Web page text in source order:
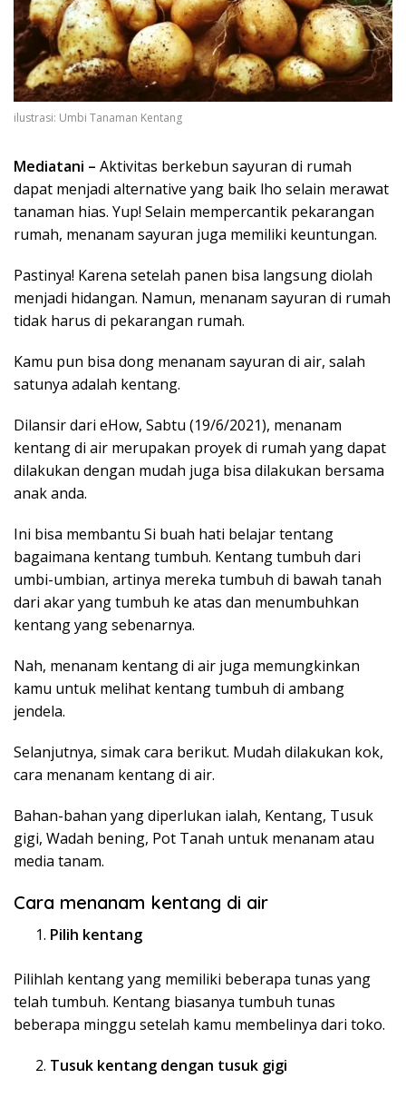
ilustrasi: Umbi Tanaman Kentang
Mediatani – Aktivitas berkebun sayuran di rumah
dapat menjadi alternative yang baik lho selain merawat
tanaman hias. Yup! Selain mempercantik pekarangan
rumah, menanam sayuran juga memiliki keuntungan.
Pastinya! Karena setelah panen bisa langsung diolah
menjadi hidangan. Namun, menanam sayuran di rumah
tidak harus di pekarangan rumah.
Kamu pun bisa dong menanam sayuran di air, salah
satunya adalah kentang.
Dilansir dari eHow, Sabtu (19/6/2021), menanam
kentang di air merupakan proyek di rumah yang dapat
dilakukan dengan mudah juga bisa dilakukan bersama
anak anda.
Ini bisa membantu Si buah hati belajar tentang
bagaimana kentang tumbuh. Kentang tumbuh dari
umbi-umbian, artinya mereka tumbuh di bawah tanah
dari akar yang tumbuh ke atas dan menumbuhkan
kentang yang sebenarnya.
Nah, menanam kentang di air juga memungkinkan
kamu untuk melihat kentang tumbuh di ambang
jendela.
Selanjutnya, simak cara berikut. Mudah dilakukan kok,
cara menanam kentang di air.
Bahan-bahan yang diperlukan ialah, Kentang, Tusuk
gigi, Wadah bening, Pot Tanah untuk menanam atau
media tanam.
Cara menanam kentang di air
Pilih kentang
Pilihlah kentang yang memiliki beberapa tunas yang
telah tumbuh. Kentang biasanya tumbuh tunas
beberapa minggu setelah kamu membelinya dari toko.
Tusuk kentang dengan tusuk gigi